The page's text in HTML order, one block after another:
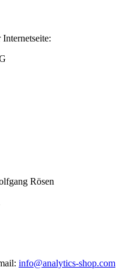
Rösen
info@analytics-shop.com